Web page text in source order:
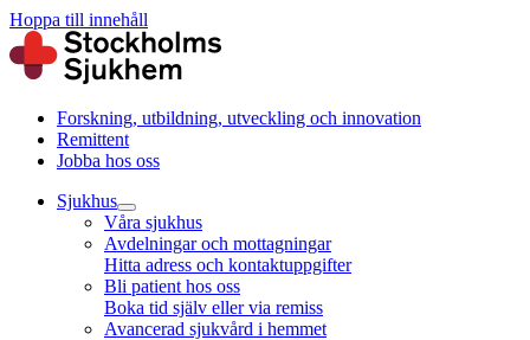
Hoppa till innehåll
Forskning, utbildning, utveckling och innovation
Remittent
Jobba hos oss
Sjukhus
Våra sjukhus
Avdelningar och mottagningar
Hitta adress och kontaktuppgifter
Bli patient hos oss
Boka tid själv eller via remiss
Avancerad sjukvård i hemmet